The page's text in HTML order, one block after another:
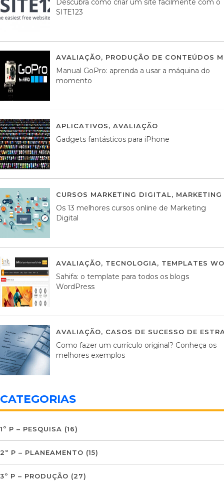
SITE123
AVALIAÇÃO, PRODUÇÃO DE CONTEÚDOS
Manual GoPro: aprenda a usar a máquina do
momento
APLICATIVOS, AVALIAÇÃO
Gadgets fantásticos para iPhone
CURSOS MARKETING DIGITAL,
Os 13 melhores cursos online de Marketing
Digital
AVALIAÇÃO, TECNOLOGIA, TEMPLATES
Sahifa: o template para todos os blogs
WordPress
AVALIAÇÃO, CASOS DE SUCESSO DE
Como fazer um currículo original? Conheça os
melhores exemplos
CATEGORIAS
1º P – PESQUISA (16)
2º P – PLANEAMENTO (15)
3º P – PRODUÇÃO (27)